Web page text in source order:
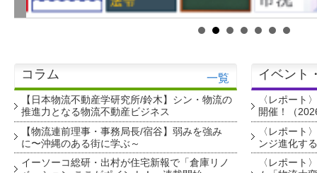
コラム 一覧
【日本物流不動産学研究所/鈴木】シン・物流の
推進力となる物流不動産ビジネス
【物流連前理事・事務局長/宿谷】弱みを強み
に〜沖縄のある街に学ぶ～
イーソーコ総研・出村が住宅新報で「倉庫リノ
イベント
〈レポート
開催！（
〈レポート
ンジ進化す
〈レポート